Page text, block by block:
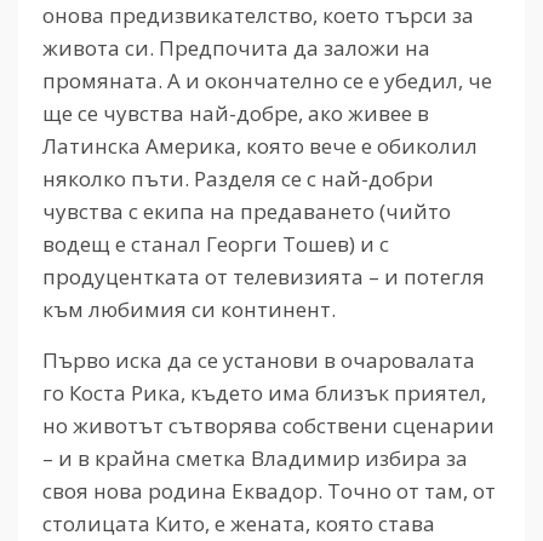
онова предизвикателство, което търси за
живота си. Предпочита да заложи на
промяната. А и окончателно се е убедил, че
ще се чувства най-добре, ако живее в
Латинска Америка, която вече е обиколил
няколко пъти. Разделя се с най-добри
чувства с екипа на предаването (чийто
водещ е станал Георги Тошев) и с
продуцентката от телевизията – и потегля
към любимия си континент.
Първо иска да се установи в очаровалата
го Коста Рика, където има близък приятел,
но животът сътворява собствени сценарии
– и в крайна сметка Владимир избира за
своя нова родина Еквадор. Точно от там, от
столицата Кито, е жената, която става